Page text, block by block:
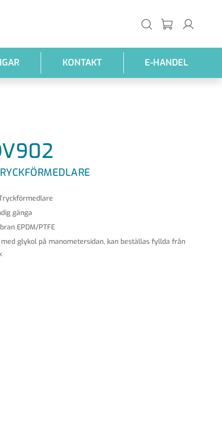
KONTAKT E-HANDEL
gänga
EPDM/PTFE
glykol på manometersidan, kan beställas fyllda från